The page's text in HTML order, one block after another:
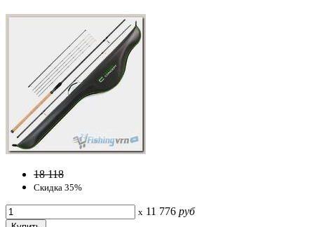
18 118
Скидка 35%
x 11 776 руб